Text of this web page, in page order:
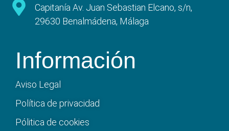
Capitanía Av. Juan Sebastian Elcano, s/n,
29630 Benalmádena, Málaga
Información
Aviso Legal
Política de privacidad
Pólitica de cookies